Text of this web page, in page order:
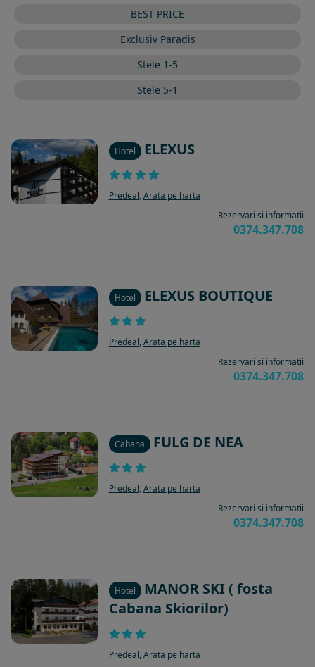
BEST PRICE
Exclusiv Paradis
Stele 1-5
Stele 5-1
Hotel ELEXUS
Predeal, Arata pe harta
Rezervari si informatii
0374.347.708
Hotel ELEXUS BOUTIQUE
Predeal, Arata pe harta
Rezervari si informatii
0374.347.708
Cabana FULG DE NEA
Predeal, Arata pe harta
Rezervari si informatii
0374.347.708
Hotel
MANOR SKI ( fosta
Cabana Skiorilor)
Predeal, Arata pe harta